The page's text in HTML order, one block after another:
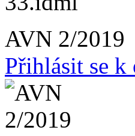
AVN 2/2019
Přihlásit se k